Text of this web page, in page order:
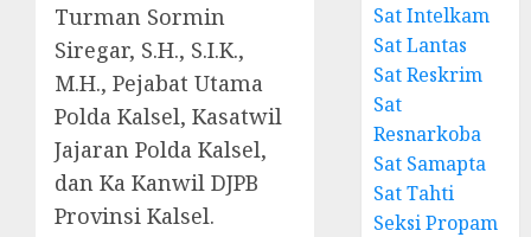
Turman Sormin
Siregar, S.H., S.I.K.,
M.H., Pejabat Utama
Polda Kalsel, Kasatwil
Jajaran Polda Kalsel,
dan Ka Kanwil DJPB
Provinsi Kalsel.
Sat Intelkam
Sat Lantas
Sat Reskrim
Sat
Resnarkoba
Sat Samapta
Sat Tahti
Seksi Propam